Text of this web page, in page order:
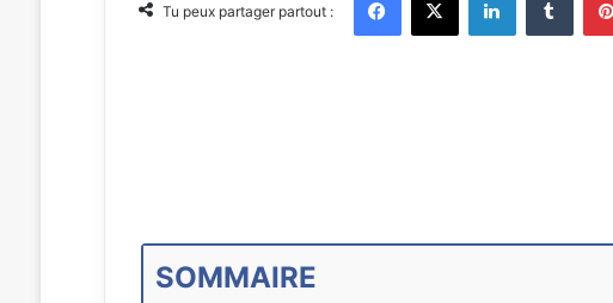
Tu peux partager partout :
SOMMAIRE